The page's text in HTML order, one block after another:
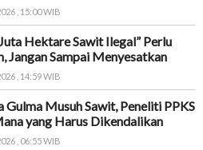
, 15:00 WIB
Hektare Sawit Ilegal” Perlu
Jangan Sampai Menyesatkan
, 14:59 WIB
Gulma Musuh Sawit, Peneliti PPKS
yang Harus Dikendalikan
, 06:55 WIB